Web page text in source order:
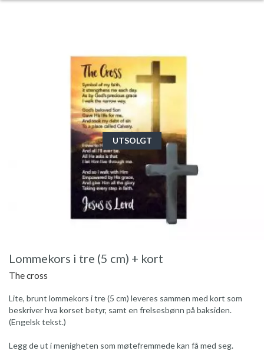
UTSOLGT
Lommekors i tre (5 cm) + kort
The cross
Lite, brunt lommekors i tre (5 cm) leveres sammen med kort som
beskriver hva korset betyr, samt en frelsesbønn på baksiden.
(Engelsk tekst.)
Legg de ut i menigheten som møtefremmede kan få med seg.